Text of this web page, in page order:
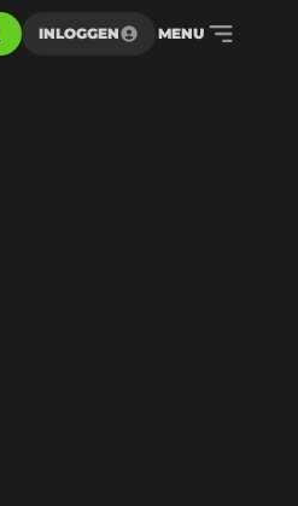
INLOGGEN MENU